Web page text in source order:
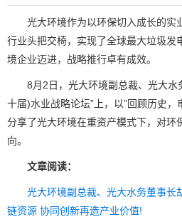
光大环境作为以环保切入成长的实
行业头把交椅，实现了全球最大垃圾发
境企业迈进，战略推行卓有成效。
8月2日，光大环境副总裁、光大水
十届)水业战略论坛”上，以”回顾历史
分享了光大环境在重资产模式下，对环
向。
文章阅读：
光大环境副总裁、光大水务董事长
链资源 协同创新再造产业价值!